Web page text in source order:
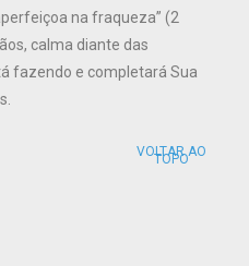
na fraqueza” (2
calma diante das
fazendo e completará Sua
VOLTAR AO
TOPO